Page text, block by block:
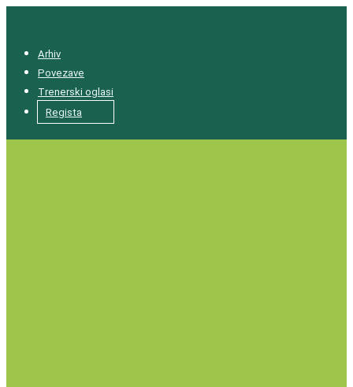
Arhiv
Povezave
Trenerski oglasi
Regista